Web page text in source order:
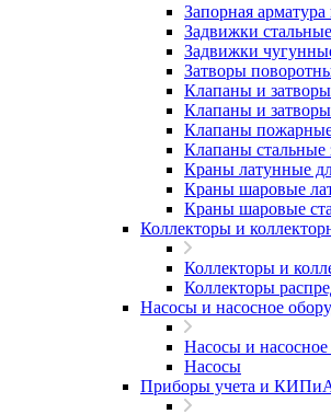
Запорная
Задвижки стальные
Задвижки
Затворы
Клапаны и
Клапаны и
Клапаны
Клапаны стальные
Краны латунные
Краны шаровые
Краны шаровые
Коллекторы и
Коллекторы и
Коллекторы
Насосы и насосное
Насосы и
Насосы
Приборы учета и